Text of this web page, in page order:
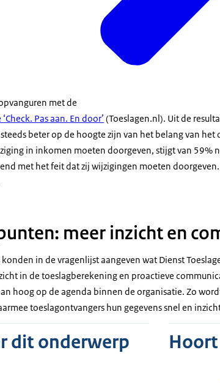
met de
Pas aan. En door’ (Toeslagen.nl). Uit de
beter op de hoogte zijn van het belang van
in inkomen moeten doorgeven, stijgt van 59%
met het feit dat zij wijzigingen moeten
meer inzicht en
in de vragenlijst aangeven wat Dienst
in de toeslagberekening en proactieve
hoog op de agenda binnen de organisatie. Zo
toeslagontvangers hun gegevens snel en
dit onderwerp